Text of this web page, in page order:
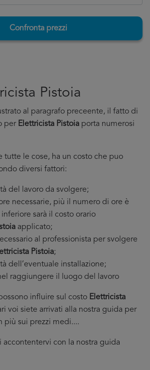
Confronta prezzi
Pistoia
al paragrafo preceente, il fatto di
per Elettricista Pistoia porta numerosi
tutte le cose, ha un costo che puo
diversi fattori:
del lavoro da svolgere;
necessarie, più il numero di ore è
sarà il costo orario
applicato;
al professionista per svolgere
Pistoia;
dell’eventuale installazione;
raggiungere il luogo del lavoro
influire sul costo Elettricista
voi siete arrivati alla nostra guida per
più sui prezzi medi....
accontentervi con la nostra guida